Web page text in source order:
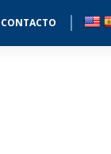
CONTACTO